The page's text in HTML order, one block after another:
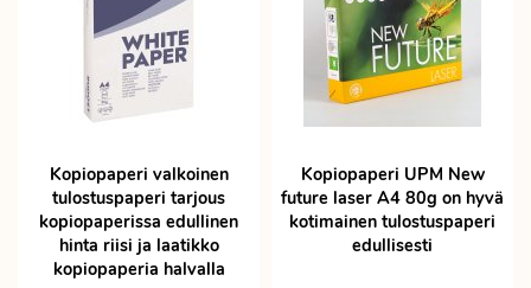
Kopiopaperi valkoinen
tulostuspaperi tarjous
kopiopaperissa edullinen
hinta riisi ja laatikko
kopiopaperia halvalla
Kopiopaperi UPM New
future laser A4 80g on hyvä
kotimainen tulostuspaperi
edullisesti